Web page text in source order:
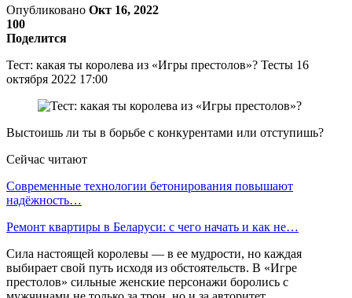
Опубликовано Окт 16, 2022
100
Поделится
Тест: какая ты королева из «Игры престолов»? Тесты 16
октября 2022 17:00
Выстоишь ли ты в борьбе с конкурентами или отступишь?
Сейчас читают
Современные технологии бетонирования повышают
надёжность…
Ремонт квартиры в Беларуси: с чего начать и как не…
Сила настоящей королевы — в ее мудрости, но каждая
выбирает свой путь исходя из обстоятельств. В «Игре
престолов» сильные женские персонажи боролись с